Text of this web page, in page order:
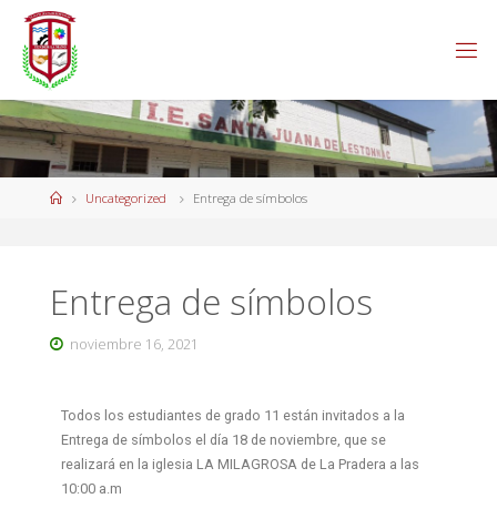
Uncategorized Entrega de símbolos
Entrega de símbolos
noviembre 16, 2021
Todos los estudiantes de grado 11 están invitados a la
Entrega de símbolos el día 18 de noviembre, que se
realizará en la iglesia LA MILAGROSA de La Pradera a las
10:00 a.m